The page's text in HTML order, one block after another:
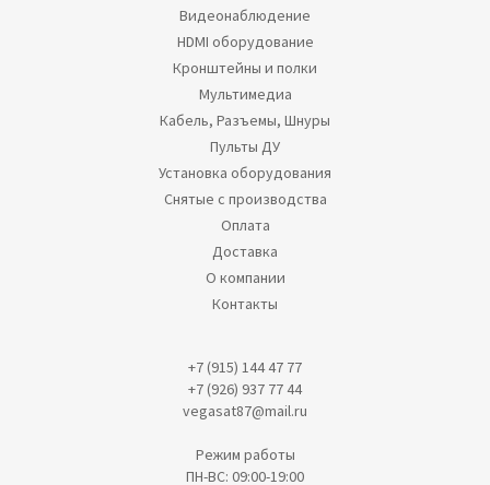
Видеонаблюдение
HDMI оборудование
Кронштейны и полки
Мультимедиа
Кабель, Разъемы, Шнуры
Пульты ДУ
Установка оборудования
Снятые с производства
Оплата
Доставка
О компании
Контакты
+7 (915) 144 47 77
+7 (926) 937 77 44
vegasat87@mail.ru
Режим работы
ПН-ВС: 09:00-19:00